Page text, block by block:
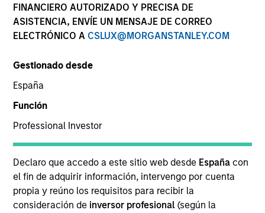
FINANCIERO AUTORIZADO Y PRECISA DE
ASISTENCIA, ENVÍE UN MENSAJE DE CORREO
ELECTRÓNICO A CSLUX@MORGANSTANLEY.COM
Gestionado desde
España
Función
Professional Investor
Declaro que accedo a este sitio web desde España con
el fin de adquirir información, intervengo por cuenta
propia y reúno los requisitos para recibir la
consideración de inversor profesional(según la
YEARS OF INDUSTRY EXPERIENCE
EQUIPO
Municipals Team